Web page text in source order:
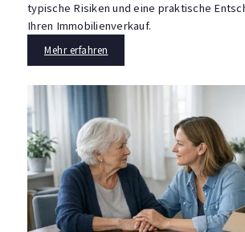
typische Risiken und eine praktische
Ihren Immobilienverkauf.
Mehr erfahren